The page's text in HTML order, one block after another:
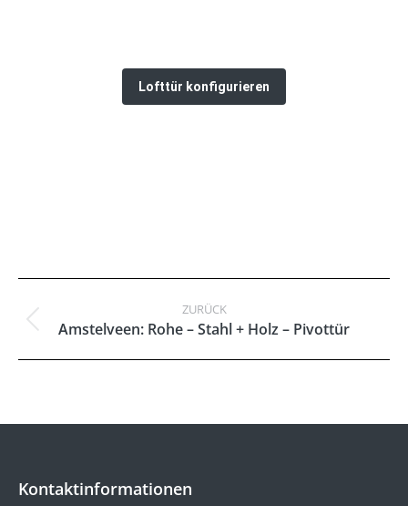
Lofttür konfigurieren
Kommentarnavigation
ZURÜCK
Vorheriger
Amstelveen: Rohe – Stahl + Holz – Pivottür
Kontaktinformationen